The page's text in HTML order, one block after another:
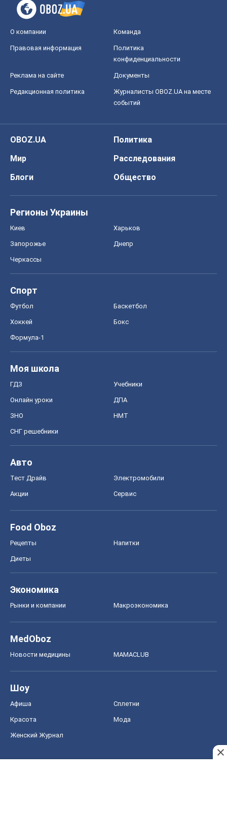
О компании Команда
Правовая информация
Политика
конфиденциальности
Реклама на сайте Документы
Редакционная политика
Журналисты OBOZ.UA на месте
событий
OBOZ.UA
Политика
Мир
Расследования
Блоги
Общество
Регионы Украины
Киев Харьков
Запорожье Днепр
Черкассы
Спорт
Футбол Баскетбол
Хоккей Бокс
Формула-1
Моя школа
ГДЗ Учебники
Онлайн уроки ДПА
ЗНО НМТ
СНГ решебники
Авто
Тест Драйв Электромобили
Акции Сервис
Food Oboz
Рецепты Напитки
Диеты
Экономика
Рынки и компании Mакроэкономика
MedOboz
Новости медицины MAMACLUB
Шоу
Афиша Сплетни
Красота Мода
Женский Журнал